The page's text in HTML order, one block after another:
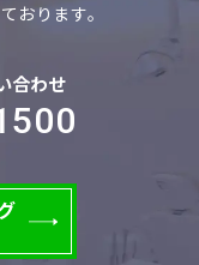
おります。
合わせ